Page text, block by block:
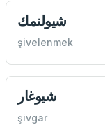
شيولنمك
şivelenmek
شيوغار
şivgar